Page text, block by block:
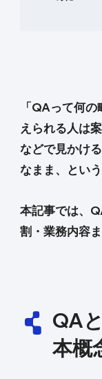
「QAって何
えられる人は
などで見かけ
なまま、とい
本記事では、
割・業務内容
QA
本概